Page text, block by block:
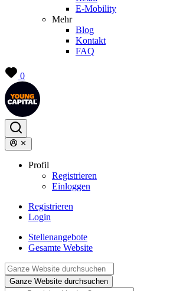
E-Mobility
Mehr
Blog
Kontakt
FAQ
0
Profil
Registrieren
Einloggen
Registrieren
Login
Stellenangebote
Gesamte Website